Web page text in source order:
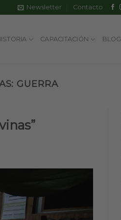
Newsletter Contacto
CAPACITACIÓN BLOG
GUERRA